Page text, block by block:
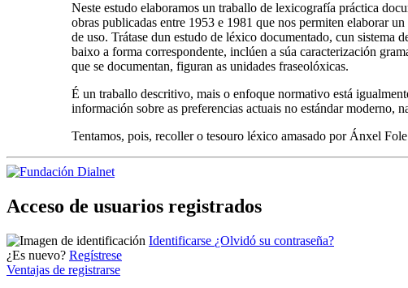
Neste estudo elaboramos un traballo de lexicografía práctica
obras publicadas entre 1953 e 1981 que nos permiten elaborar
de uso. Trátase dun estudo de léxico documentado, cun sistema
baixo a forma correspondente, inclúen a súa caracterización
que se documentan, figuran as unidades fraseolóxicas.
É un traballo descritivo, mais o enfoque normativo está
información sobre as preferencias actuais no estándar moderno,
Tentamos, pois, recoller o tesouro léxico amasado por Ánxel
Acceso de usuarios registrados
Identificarse ¿Olvidó su contraseña?
¿Es nuevo? Regístrese
Ventajas de registrarse